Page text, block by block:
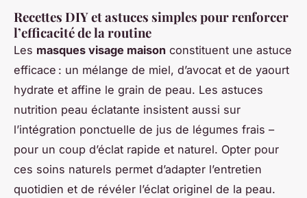
Recettes DIY et astuces simples pour renforcer
l’efficacité de la routine
Les masques visage maison constituent une astuce
efficace : un mélange de miel, d’avocat et de yaourt
hydrate et affine le grain de peau. Les astuces
nutrition peau éclatante insistent aussi sur
l’intégration ponctuelle de jus de légumes frais –
pour un coup d’éclat rapide et naturel. Opter pour
ces soins naturels permet d’adapter l’entretien
quotidien et de révéler l’éclat originel de la peau.